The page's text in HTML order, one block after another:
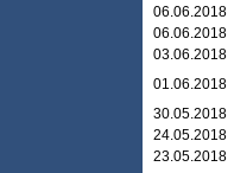
06.06.2018
06.06.2018
03.06.2018
01.06.2018
30.05.2018
24.05.2018
23.05.2018